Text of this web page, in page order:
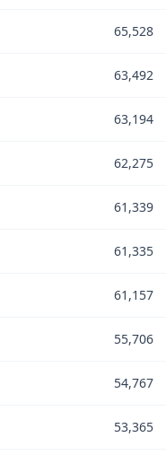
65,528
63,492
63,194
62,275
61,339
61,335
61,157
55,706
54,767
53,365